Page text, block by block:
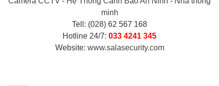
minh
Tell: (028) 62 567 168
Hotline 24/7: 033 4241 345
Website: www.salasecurity.com